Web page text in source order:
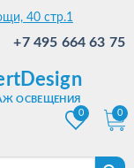
40 стр.1
+7 495 664 63 75
ОСВЕЩЕНИЯ
0
0